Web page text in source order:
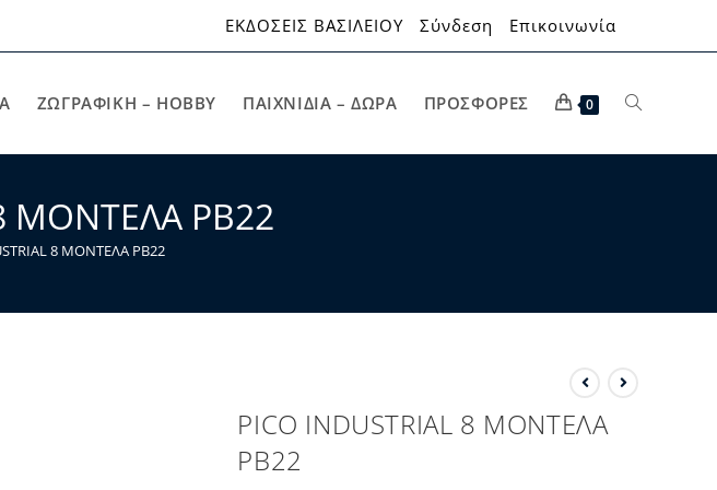
ΕΚΔΟΣΕΙΣ ΒΑΣΙΛΕΙΟΥ Σύνδεση Επικοινωνία
ΖΩΓΡΑΦΙΚΉ – HOBBY ΠΑΙΧΝΊΔΙΑ – ΔΏΡΑ ΠΡΟΣΦΟΡΈΣ 0
ΜΟΝΤΕΛΑ PB22
8 ΜΟΝΤΕΛΑ PB22
PICO INDUSTRIAL 8 ΜΟΝΤΕΛΑ
PB22